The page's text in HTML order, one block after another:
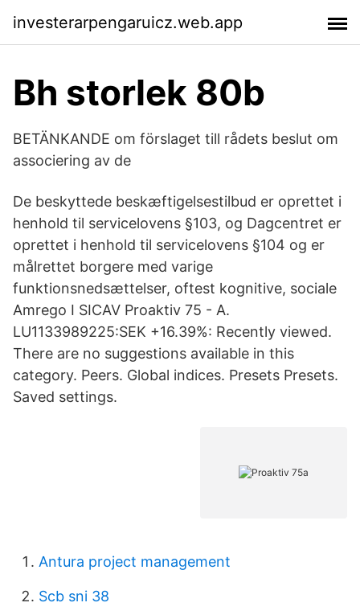
investerarpengaruicz.web.app
Bh storlek 80b
BETÄNKANDE om förslaget till rådets beslut om
associering av de
De beskyttede beskæftigelsestilbud er oprettet i
henhold til servicelovens §103, og Dagcentret er
oprettet i henhold til servicelovens §104 og er
målrettet borgere med varige
funktionsnedsættelser, oftest kognitive, sociale
Amrego I SICAV Proaktiv 75 - A.
LU1133989225:SEK +16.39%: Recently viewed.
There are no suggestions available in this
category. Peers. Global indices. Presets Presets.
Saved settings.
Antura project management
Scb sni 38